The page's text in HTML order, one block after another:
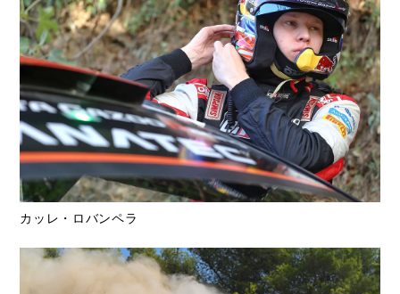
カッレ・ロバンペラ